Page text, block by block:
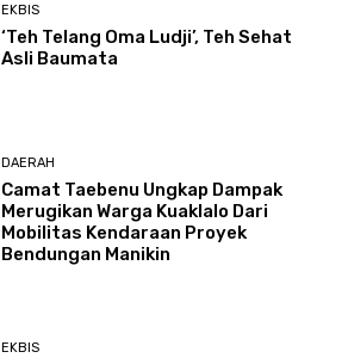
EKBIS
‘Teh Telang Oma Ludji’, Teh Sehat
Asli Baumata
DAERAH
Camat Taebenu Ungkap Dampak
Merugikan Warga Kuaklalo Dari
Mobilitas Kendaraan Proyek
Bendungan Manikin
EKBIS